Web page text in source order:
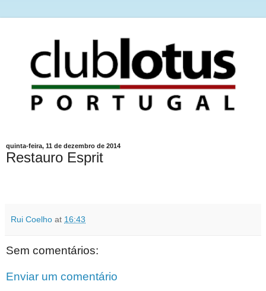
quinta-feira, 11 de dezembro de 2014
Restauro Esprit
Rui Coelho at 16:43
Sem comentários:
Enviar um comentário